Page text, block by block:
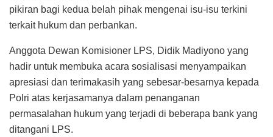
pikiran bagi kedua belah pihak mengenai isu-isu terkini
terkait hukum dan perbankan.
Anggota Dewan Komisioner LPS, Didik Madiyono yang
hadir untuk membuka acara sosialisasi menyampaikan
apresiasi dan terimakasih yang sebesar-besarnya kepada
Polri atas kerjasamanya dalam penanganan
permasalahan hukum yang terjadi di beberapa bank yang
ditangani LPS.